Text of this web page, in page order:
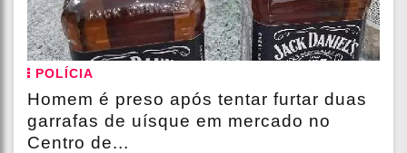
POLÍCIA
Homem é preso após tentar furtar duas
garrafas de uísque em mercado no
Centro de...